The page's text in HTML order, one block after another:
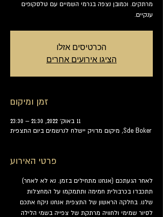
מרתקים. וכמובן נצפה בגרמי השמיים עם טלסקופים
ענקיים.
הכרטיסים אזלו
הציגו אירועים אחרים
זמן ומיקום
11 באוק׳ 2022, 21:30 – 23:30
Sde Boker, מיקום מדויק יישלח לנרשמים ביום התצפית
פרטי האירוע
לאחר הגעתכם (אנחנו מתחילים בזמן. נא לא לאחר)
תתכבדו בכרבולית חמימה ותתמקמו על המחצלות
שלנו. בחלקה הראשון של התצפית אנחנו ניקח אתכם
לסיור שמימי ולחוויה מרתקת של צפייה בשמי הלילה